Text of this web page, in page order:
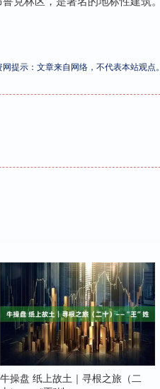
提示：文章来自网络，不代表本站观点。
牛操盘 纸上故土｜寻根之旅（二